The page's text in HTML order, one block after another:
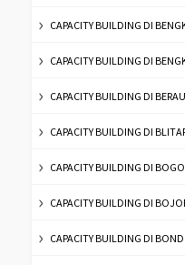
CAPACITY BUILDING DI
CAPACITY BUILDING DI
CAPACITY BUILDING DI BERAU
CAPACITY BUILDING DI
CAPACITY BUILDING DI
CAPACITY BUILDING DI
CAPACITY BUILDING DI